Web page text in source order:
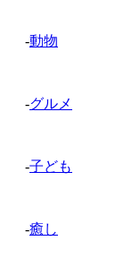
-動物
-グルメ
-子ども
-癒し